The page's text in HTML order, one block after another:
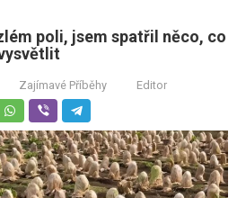
poli, jsem spatřil něco, co
Zajímavé Příběhy Editor